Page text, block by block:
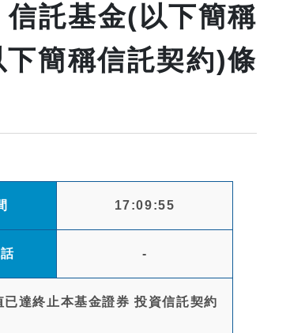
託基金(以下簡稱
簡稱信託契約)條
17:09:55
-
達終止本基金證券 投資信託契約